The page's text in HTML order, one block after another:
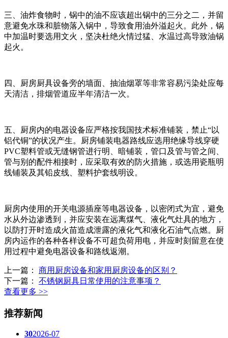
三、油炸食物时，锅中的油不应该超出锅中的三分之二，并留
意避免水珠和脏物落入锅中，导致食用油外溢起火。此外，锅
中加温时要选用文火，坚决杜绝火情过猛、水温过高导致油锅
起火。
四、厨房厨具设备旁的墙面、抽油烟罩等非常容易污染处应每
天清洁，排烟管道应半年清洁一次。
五、厨房内的电器设备应严格按我国技术标准铺装，禁止“以
铝代铜”的状况产生。厨房铺装电器路线应选用绝缘导线穿硬
PVC塑料管或无缝钢管进行明、暗铺装，管口及管与管之间、
管与别的配件相接时，应采取有效的防火措施，或选用瓷瓶明
线铺装及其铅皮线、塑料护套线明设。
厨房内使用的开关电源插座等电器设备，以密闭式为宜，避免
水从外边渗透到，并应安装在远离煤气、液化气灶具的地方，
以防打开时造成火苗造成泄露的液化气和液化石油气点燃。厨
房内运作的各种各样设备不可超负荷用电，并应时刻留意在使
用过程中避免电器设备和路线返潮。
上一篇： 商用厨房设备和家用厨房设备的区别？
下一篇： 不锈钢厨具日常使用的注意事项？
查看更多 >>
推荐新闻
302026-07